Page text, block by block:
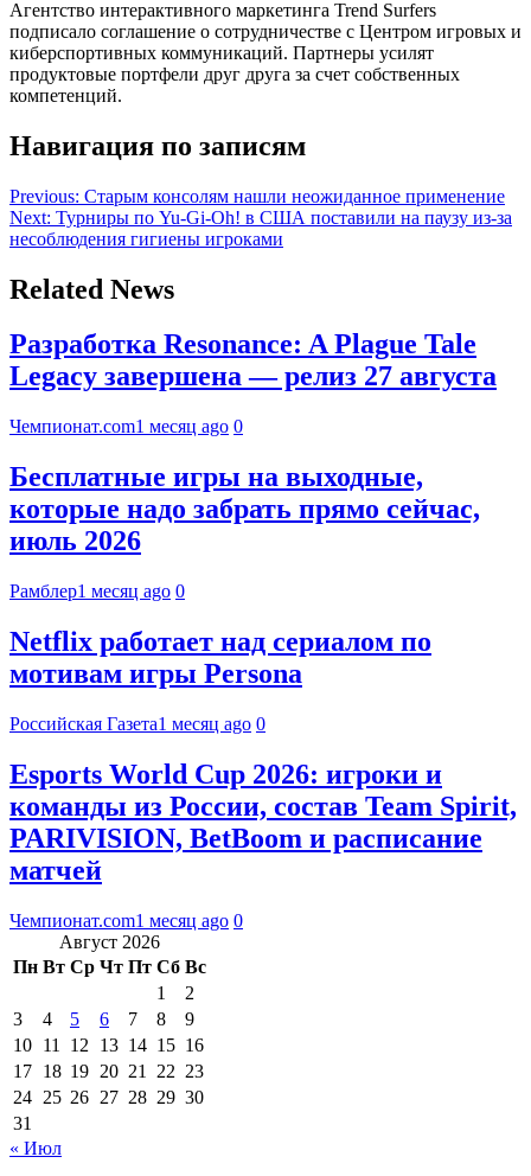
Агентство интерактивного маркетинга Trend Surfers
подписало соглашение о сотрудничестве с Центром игровых и
киберспортивных коммуникаций. Партнеры усилят
продуктовые портфели друг друга за счет собственных
компетенций.
Навигация по записям
Previous: Старым консолям нашли неожиданное применение
Next: Турниры по Yu-Gi-Oh! в США поставили на паузу из-за
несоблюдения гигиены игроками
Related News
Разработка Resonance: A Plague Tale
Legacy завершена — релиз 27 августа
Чемпионат.com1 месяц ago 0
Бесплатные игры на выходные,
которые надо забрать прямо сейчас,
июль 2026
Рамблер1 месяц ago 0
Netflix работает над сериалом по
мотивам игры Persona
Российская Газета1 месяц ago 0
Esports World Cup 2026: игроки и
команды из России, состав Team Spirit,
PARIVISION, BetBoom и расписание
матчей
Чемпионат.com1 месяц ago 0
Август 2026
Пн Вт Ср Чт Пт Сб Вс
1
2
3
4 5 6 7 8
9
10 11 12 13 14 15 16
17 18 19 20 21 22 23
24 25 26 27 28 29 30
31
« Июл